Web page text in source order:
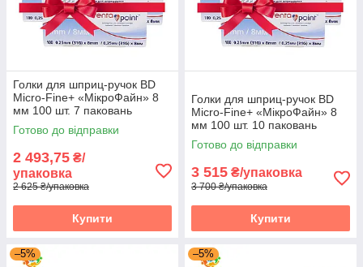
Голки для шприц-ручок BD
Micro-Fine+ «МікроФайн» 8
мм 100 шт. 7 паковань
Готово до відправки
2 493,75 ₴/
упаковка
2 625 ₴/упаковка
Купити
Голки для шприц-ручок BD
Micro-Fine+ «МікроФайн» 8
мм 100 шт. 10 паковань
Готово до відправки
3 515 ₴/упаковка
3 700 ₴/упаковка
Купити
–5% –5%